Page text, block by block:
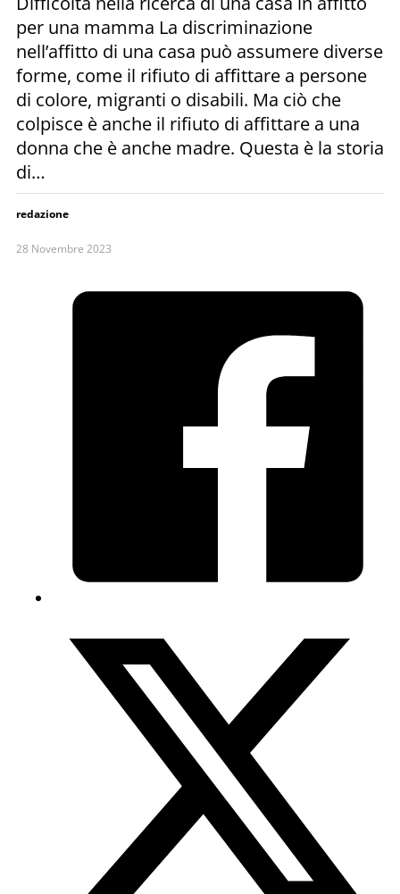
per una mamma La discriminazione
nell’affitto di una casa può assumere diverse
forme, come il rifiuto di affittare a persone
di colore, migranti o disabili. Ma ciò che
colpisce è anche il rifiuto di affittare a una
donna che è anche madre. Questa è la storia
di…
redazione
28 Novembre 2023